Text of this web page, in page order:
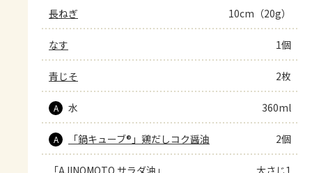
長ねぎ 10cm（20g）
なす 1個
青じそ 2枚
A 水 360ml
A 「鍋キューブ®」鶏だしコク醤油 2個